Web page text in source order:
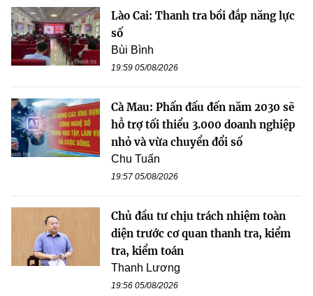
Lào Cai: Thanh tra bồi đắp năng lực
số
Bùi Bình
19:59 05/08/2026
Cà Mau: Phấn đấu đến năm 2030 sẽ
hỗ trợ tối thiểu 3.000 doanh nghiệp
nhỏ và vừa chuyển đổi số
Chu Tuấn
19:57 05/08/2026
Chủ đầu tư chịu trách nhiệm toàn
diện trước cơ quan thanh tra, kiểm
tra, kiểm toán
Thanh Lương
19:56 05/08/2026